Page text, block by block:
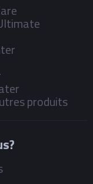
produits